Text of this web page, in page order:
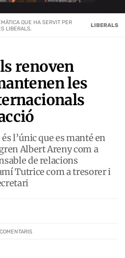
renoven
les
l’únic que es manté en
Albert Areny com a
de relacions
Tutrice com a tresorer i
COMENTARIS
QUE HA SERVIT PER
LIBERALS.
LIBERALS